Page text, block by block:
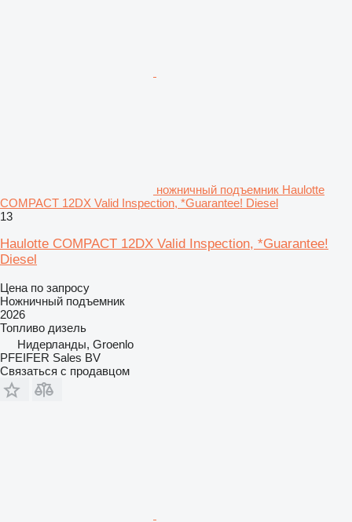
ножничный подъемник Haulotte
COMPACT 12DX Valid Inspection, *Guarantee! Diesel
13
Haulotte COMPACT 12DX Valid Inspection, *Guarantee!
Diesel
Цена по запросу
Ножничный подъемник
2026
Топливо дизель
Нидерланды, Groenlo
PFEIFER Sales BV
Связаться с продавцом